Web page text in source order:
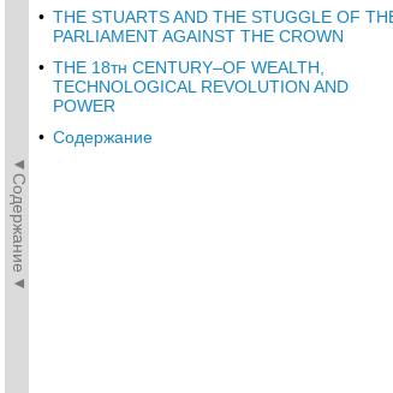
◄Содержание◄
• THE STUARTS AND THE STUGGLE OF
PARLIAMENT AGAINST THE CROWN
• THE 18тн CENTURY–OF WEALTH,
TECHNOLOGICAL REVOLUTION AND
POWER
• Содержание